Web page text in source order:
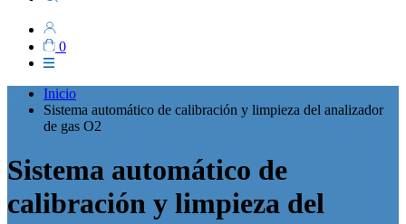
0
Inicio
Sistema automático de calibración y limpieza del analizador
de gas O2
Sistema automático de
calibración y limpieza del